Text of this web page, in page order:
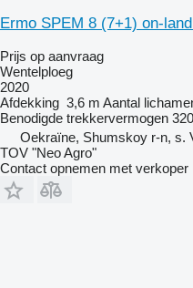
Ermo SPEM 8 (7+1) on-
Prijs op aanvraag
Wentelploeg
2020
Afdekking 3,6 m Aantal
Benodigde trekkervermogen
Oekraïne, Shumskoy r-n, s.
TOV "Neo Agro"
Contact opnemen met verkoper